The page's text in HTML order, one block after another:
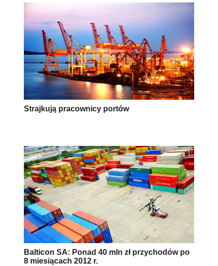
Strajkują pracownicy portów
Balticon SA: Ponad 40 mln zł przychodów po
8 miesiącach 2012 r.